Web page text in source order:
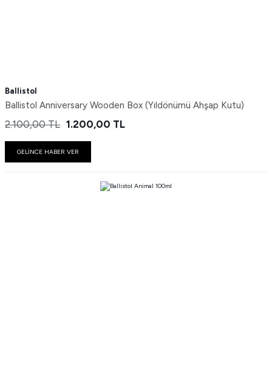
Ballistol
Ballistol Anniversary Wooden Box (Yıldönümü Ahşap Kutu)
2.100,00 TL 1.200,00 TL
GELİNCE HABER VER